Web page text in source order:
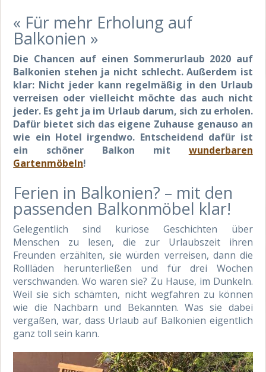
« Für mehr Erholung auf
Balkonien »
Die Chancen auf einen Sommerurlaub 2020 auf
Balkonien stehen ja nicht schlecht. Außerdem ist
klar: Nicht jeder kann regelmäßig in den Urlaub
verreisen oder vielleicht möchte das auch nicht
jeder. Es geht ja im Urlaub darum, sich zu erholen.
Dafür bietet sich das eigene Zuhause genauso an
wie ein Hotel irgendwo. Entscheidend dafür ist
ein schöner Balkon mit wunderbaren
Gartenmöbeln!
Ferien in Balkonien? – mit den
passenden Balkonmöbel klar!
Gelegentlich sind kuriose Geschichten über
Menschen zu lesen, die zur Urlaubszeit ihren
Freunden erzählten, sie würden verreisen, dann die
Rollläden herunterließen und für drei Wochen
verschwanden. Wo waren sie? Zu Hause, im Dunkeln.
Weil sie sich schämten, nicht wegfahren zu können
wie die Nachbarn und Bekannten. Was sie dabei
vergaßen, war, dass Urlaub auf Balkonien eigentlich
ganz toll sein kann.